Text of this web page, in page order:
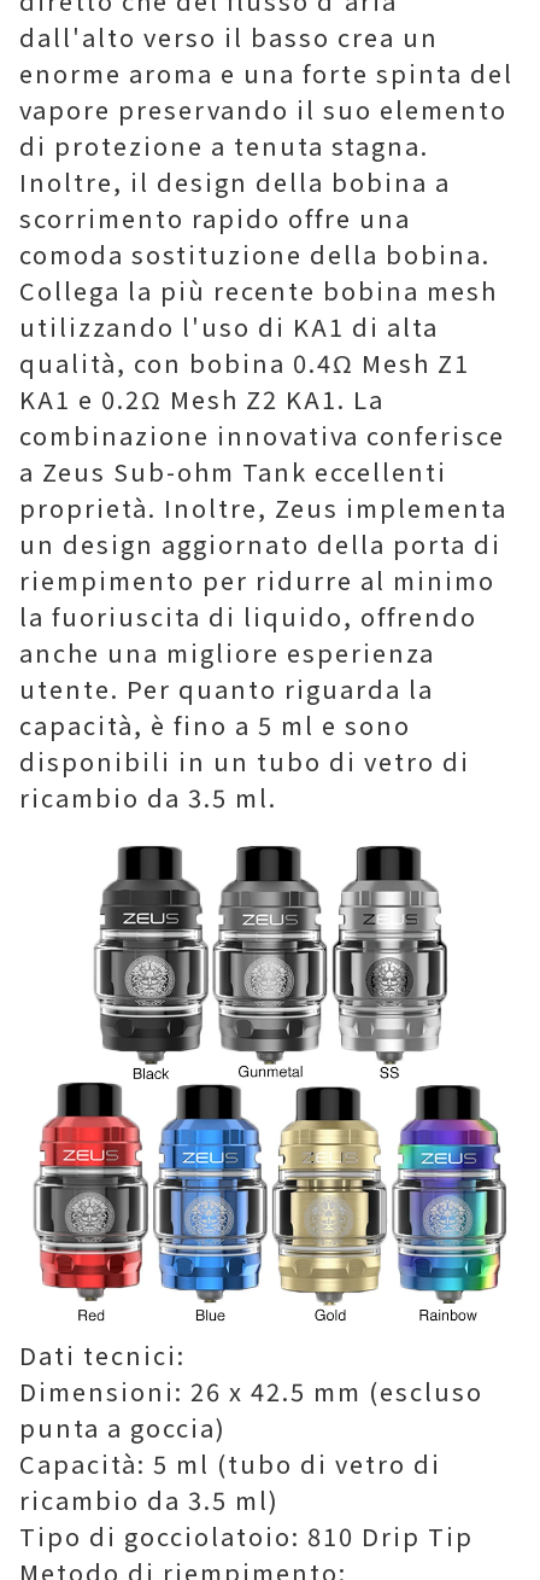
dall'alto verso il basso crea un
enorme aroma e una forte spinta del
vapore preservando il suo elemento
di protezione a tenuta stagna.
Inoltre, il design della bobina a
scorrimento rapido offre una
comoda sostituzione della bobina.
Collega la più recente bobina mesh
utilizzando l'uso di KA1 di alta
qualità, con bobina 0.4Ω Mesh Z1
KA1 e 0.2Ω Mesh Z2 KA1. La
combinazione innovativa conferisce
a Zeus Sub-ohm Tank eccellenti
proprietà. Inoltre, Zeus implementa
un design aggiornato della porta di
riempimento per ridurre al minimo
la fuoriuscita di liquido, offrendo
anche una migliore esperienza
utente. Per quanto riguarda la
capacità, è fino a 5 ml e sono
disponibili in un tubo di vetro di
ricambio da 3.5 ml.
Dati tecnici:
Dimensioni: 26 x 42.5 mm (escluso
punta a goccia)
Capacità: 5 ml (tubo di vetro di
ricambio da 3.5 ml)
Tipo di gocciolatoio: 810 Drip Tip
Metodo di riempimento: